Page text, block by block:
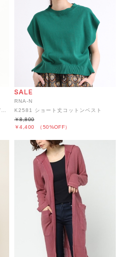
RNA-N
K2581 ショート丈コットンベスト
￥4,400 （50%OFF）
￥8,800